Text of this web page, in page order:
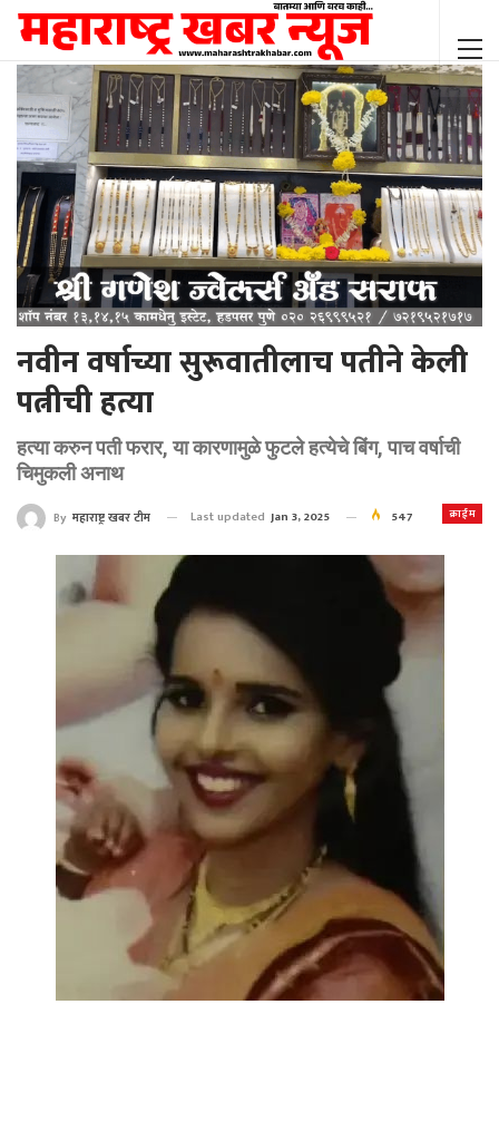
नवीन वर्षाच्या सुरूवातीलाच पतीने केली
पत्नीची हत्या
हत्या करुन पती फरार, या कारणामुळे फुटले हत्येचे बिंग, पाच वर्षाची
चिमुकली अनाथ
क्राईम
By महाराष्ट्र खबर टीम Last updated Jan 3, 2025 547